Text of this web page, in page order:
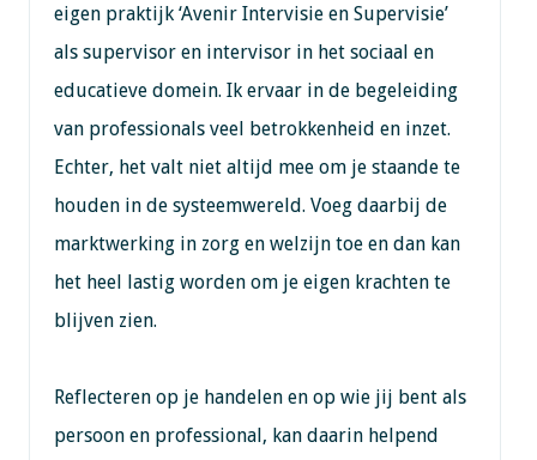
eigen praktijk ‘Avenir Intervisie en Supervisie’
als supervisor en intervisor in het sociaal en
educatieve domein. Ik ervaar in de begeleiding
van professionals veel betrokkenheid en inzet.
Echter, het valt niet altijd mee om je staande te
houden in de systeemwereld. Voeg daarbij de
marktwerking in zorg en welzijn toe en dan kan
het heel lastig worden om je eigen krachten te
blijven zien.
Reflecteren op je handelen en op wie jij bent als
persoon en professional, kan daarin helpend